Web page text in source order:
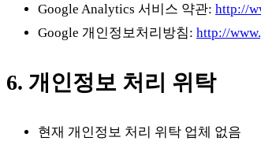
Google Analytics 서비스 약관: http://
Google 개인정보처리방침: http://
6. 개인정보 처리 위탁
현재 개인정보 처리 위탁 업체 없음